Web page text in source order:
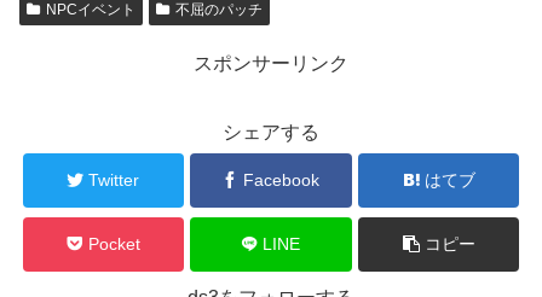
NPCイベント 不屈のパッチ
スポンサーリンク
シェアする
Twitter Facebook はてブ
Pocket LINE コピー